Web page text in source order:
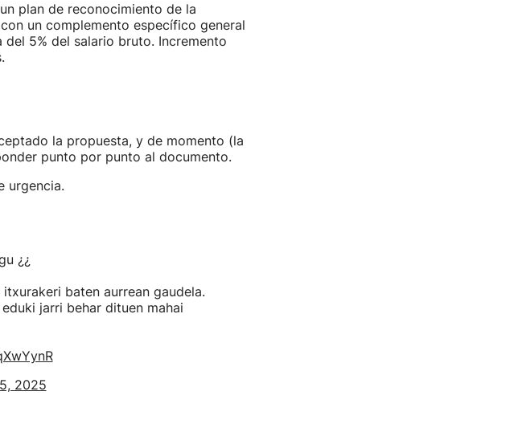
plan de reconocimiento de la
un complemento específico general
5% del salario bruto. Incremento
la propuesta, y de momento (la
punto por punto al documento.
urgencia.
¿¿
baten aurrean gaudela.
jarri behar dituen mahai
2025